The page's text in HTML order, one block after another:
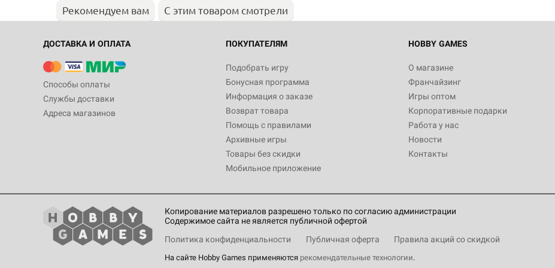
Рекомендуем вам С этим товаром смотрели
ДОСТАВКА И ОПЛАТА
Способы оплаты
Службы доставки
Адреса магазинов
ПОКУПАТЕЛЯМ
Подобрать игру
Бонусная программа
Информация о заказе
Возврат товара
Помощь с правилами
Архивные игры
Товары без скидки
Мобильное приложение
HOBBY GAMES
О магазине
Франчайзинг
Игры оптом
Корпоративные подарки
Работа у нас
Новости
Контакты
Копирование материалов разрешено только по согласию администрации
Содержимое сайта не является публичной офертой
Политика конфиденциальности
Публичная оферта Правила акций со скидкой
На сайте Hobby Games применяются рекомендательные технологии.
Белая смерть
12 990
Настольная игра Hobby World Ужас
3 490